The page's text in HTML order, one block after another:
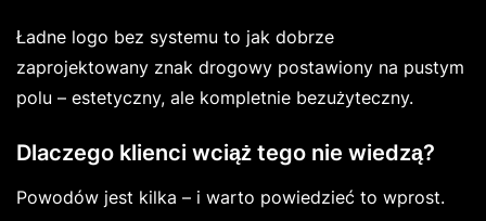
Ładne logo bez systemu to jak dobrze
zaprojektowany znak drogowy postawiony na pustym
polu – estetyczny, ale kompletnie bezużyteczny.
Dlaczego klienci wciąż tego nie wiedzą?
Powodów jest kilka – i warto powiedzieć to wprost.